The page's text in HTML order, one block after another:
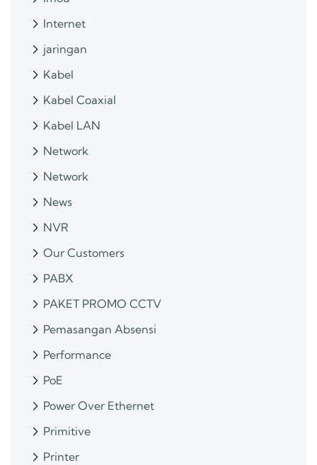
Internet
jaringan
Kabel
Kabel Coaxial
Kabel LAN
Network
Network
News
NVR
Our Customers
PABX
PAKET PROMO CCTV
Pemasangan Absensi
Performance
PoE
Power Over Ethernet
Primitive
Printer